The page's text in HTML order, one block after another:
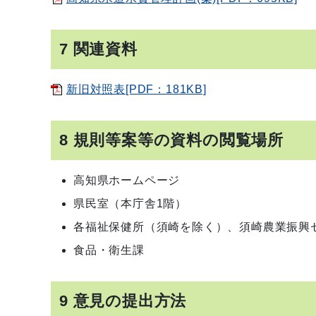
7 関連資料
新旧対照表[PDF：181KB]
8 規則等案等の資料の閲覧場所
高知県ホームページ
県民室（本庁舎1階）
各福祉保健所（須崎を除く）、須崎農業振興
食品・衛生課
9 意見の提出方法